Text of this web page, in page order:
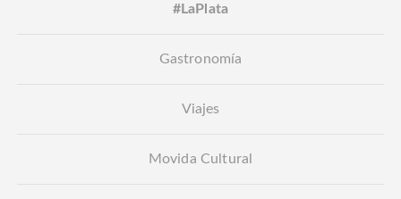
#LaPlata
Gastronomía
Viajes
Movida Cultural